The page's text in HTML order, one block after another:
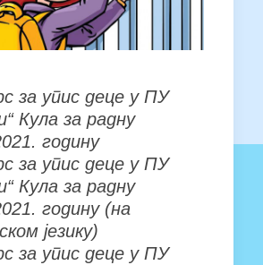
за упис деце у ПУ
Кула за радну
годину
за упис деце у ПУ
Кула за радну
годину (на
језику)
за упис деце у ПУ